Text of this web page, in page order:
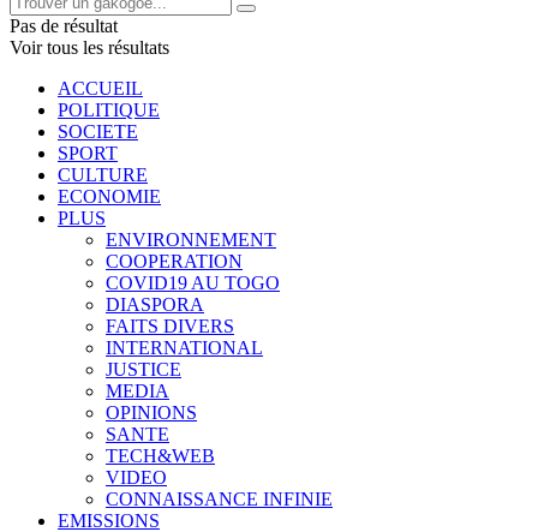
Pas de résultat
Voir tous les résultats
ACCUEIL
POLITIQUE
SOCIETE
SPORT
CULTURE
ECONOMIE
PLUS
ENVIRONNEMENT
COOPERATION
COVID19 AU TOGO
DIASPORA
FAITS DIVERS
INTERNATIONAL
JUSTICE
MEDIA
OPINIONS
SANTE
TECH&WEB
VIDEO
CONNAISSANCE INFINIE
EMISSIONS